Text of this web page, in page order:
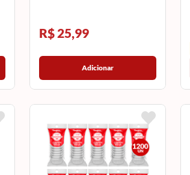
R$ 25,99
Adicionar